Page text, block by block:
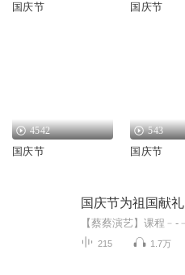
国庆节 国庆节
4542
国庆节
543
国庆节
国庆节为祖国献礼
215 1.7万